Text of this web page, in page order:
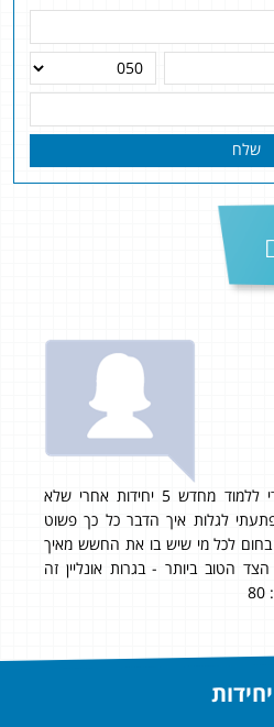
שלח
הגעתי עם חששות רבים כדי ללמוד מחדש 5 יחידות אחרי שלא
4 שנים, הופתעתי לגלות איך הדבר כל כך פשוט
בחום לכל מי שיש בו את החשש מאיך
הטוב ביותר - בגרות אונליין זה